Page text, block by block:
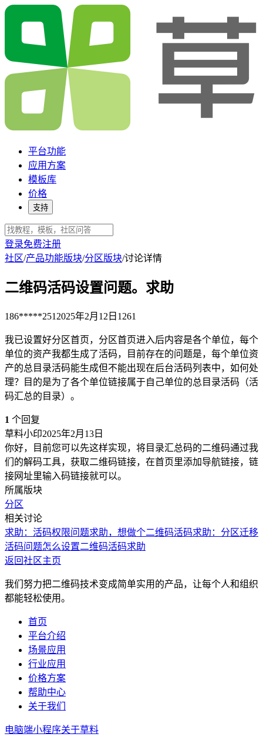
平台功能
应用方案
模板库
价格
支持
登录免费注册
社区/产品功能版块/分区版块/讨论详情
二维码活码设置问题。求助
186*****251 2025年2月12日 1261
我已设置好分区首页，分区首页进入后内容是各个单位，每个
单位的资产我都生成了活码，目前存在的问题是，每个单位资
产的总目录活码能生成但不能出现在后台活码列表中，如何处
理？目的是为了各个单位链接属于自己单位的总目录活码（活
码汇总的目录）。
1 个回复
草料小印2025年2月13日
你好，目前您可以先这样实现，将目录汇总码的二维码通过我
们的解码工具，获取二维码链接，在首页里添加导航链接，链
接网址里输入码链接就可以。
所属版块
分区
相关讨论
求助：活码权限问题求助，想做个二维码活码求助：分区迁移
活码问题怎么设置二维码活码求助
返回社区主页
我们努力把二维码技术变成简单实用的产品，让每个人和组织
都能轻松使用。
首页
平台介绍
场景应用
行业应用
价格方案
帮助中心
关于我们
电脑端小程序关于草料